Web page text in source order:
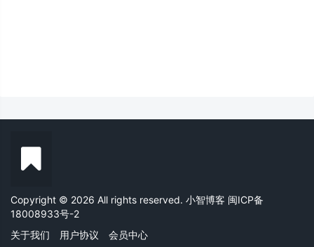
Copyright © 2026 All rights reserved. 小智博客 闽ICP备
18008933号-2
关于我们
用户协议 会员中心